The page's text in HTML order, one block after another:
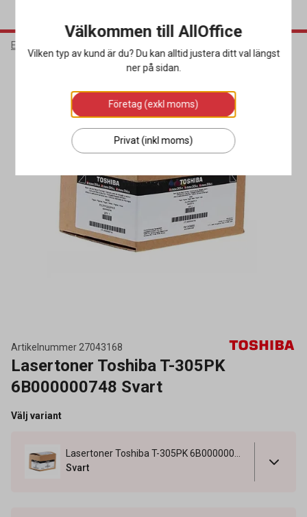
Elektronik
Artikelnummer 27043168
Lasertoner Toshiba T-305PK
6B000000748 Svart
Välj variant
Svart
Välkommen till AllOffice
Vilken typ av kund är du? Du kan alltid justera ditt val längst
ner på sidan.
Företag (exkl moms)
Privat (inkl moms)